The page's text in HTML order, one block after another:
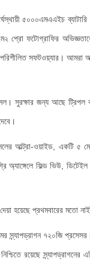
৫০০০এমএএইচ
প্রো ফটোগ্রাফির
সফটওয়্যার। আমরা
সুরক্ষার জন্য আছে ট্রিপল
আল্ট্রা-ওয়াইড, একটি ৫
অ্যাঙ্গেলে ফিল্ড ভিউ,
দেয়া হয়েছে প্রথমবারের মতো
স্ন্যাপড্রাগন ৭২০জি
রয়েছে স্ন্যাপড্রাগনের